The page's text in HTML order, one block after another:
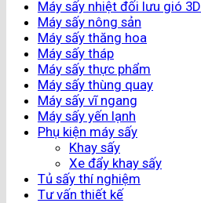
Máy sấy nhiệt đối lưu gió 3D
Máy sấy nông sản
Máy sấy thăng hoa
Máy sấy tháp
Máy sấy thực phẩm
Máy sấy thùng quay
Máy sấy vĩ ngang
Máy sấy yến lạnh
Phụ kiện máy sấy
Khay sấy
Xe đẩy khay sấy
Tủ sấy thí nghiệm
Tư vấn thiết kế